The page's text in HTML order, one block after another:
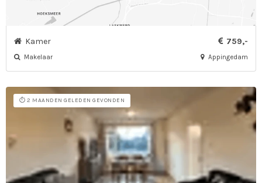
Kamer 759,-
Makelaar Appingedam
⏱️ 2 MAANDEN GELEDEN GEVONDEN